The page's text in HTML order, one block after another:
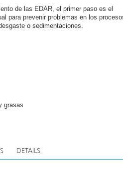
de las EDAR, el primer paso es el
para prevenir problemas en los
o sedimentaciones.
grasas
y suministró en los años 80.
nuestras plantas compactas de
y por el escaso espacio
sus problemas específicos.
equipos compactos de pretratamiento
DETAILS